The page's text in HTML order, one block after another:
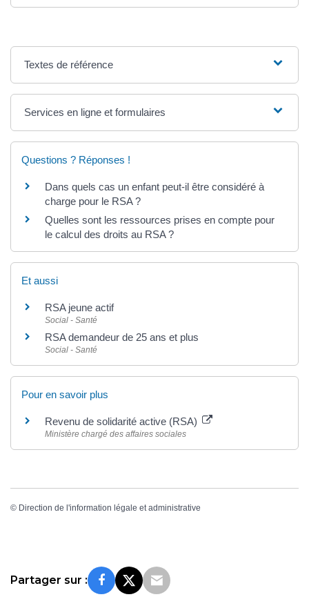
Textes de référence
Services en ligne et formulaires
Questions ? Réponses !
Dans quels cas un enfant peut-il être considéré à
charge pour le RSA ?
Quelles sont les ressources prises en compte pour
le calcul des droits au RSA ?
Et aussi
RSA jeune actif
Social - Santé
RSA demandeur de 25 ans et plus
Social - Santé
Pour en savoir plus
Revenu de solidarité active (RSA)
Ministère chargé des affaires sociales
© Direction de l'information légale et administrative
Partager sur :